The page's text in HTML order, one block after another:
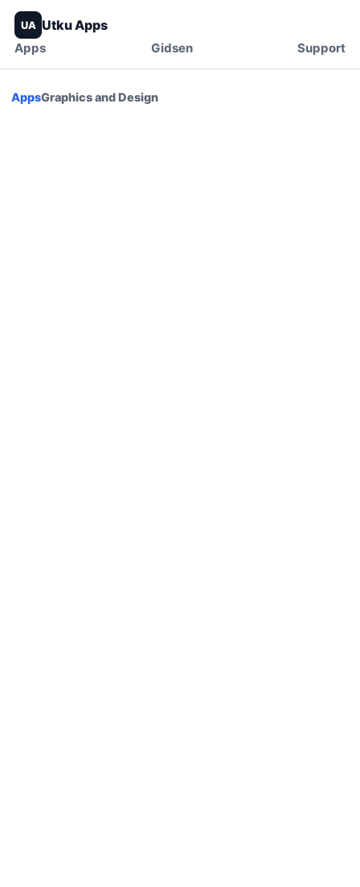
UA Utku Apps
Apps Gidsen Support
AppsGraphics and Design